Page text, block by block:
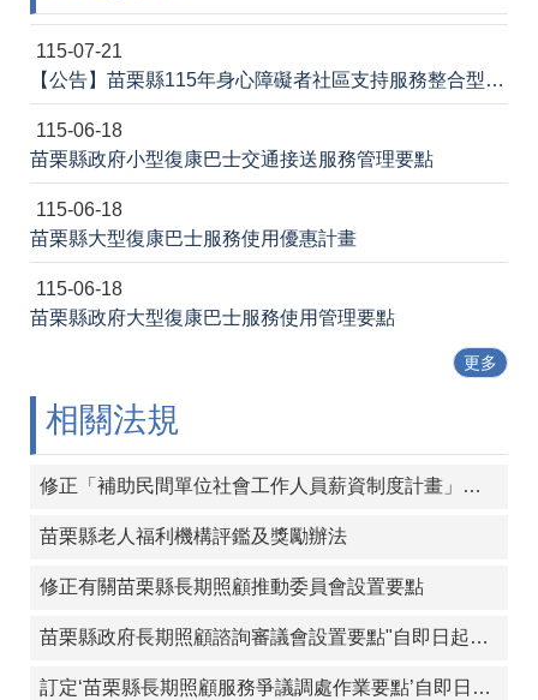
115-07-21
【公告】苗栗縣115年身心障礙者社區支持服務整合型獎助計畫-身心障礙者多元社區居住與生活服務評鑑案
115-06-18
苗栗縣政府小型復康巴士交通接送服務管理要點
115-06-18
苗栗縣大型復康巴士服務使用優惠計畫
115-06-18
苗栗縣政府大型復康巴士服務使用管理要點
更多
相關法規
修正「補助民間單位社會工作人員薪資制度計畫」，並自113年起實施
苗栗縣老人福利機構評鑑及獎勵辦法
修正有關苗栗縣長期照顧推動委員會設置要點
苗栗縣政府長期照顧諮詢審議會設置要點"自即日起生效"
訂定‘苗栗縣長期照顧服務爭議調處作業要點’自即日起生效。